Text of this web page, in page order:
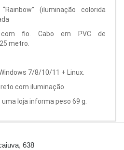
“Rainbow” (iluminação colorida
com fio. Cabo em PVC de
metro.
7/8/10/11 + Linux.
com iluminação.
loja informa peso 69 g.
638